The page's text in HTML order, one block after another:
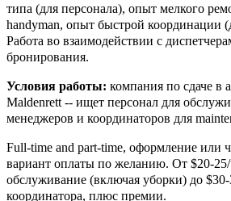
типа (для персонала), опыт мелкого
handyman, опыт быстрой координации
Работа во взаимодействии с
бронирования.
Условия работы: компания по сдаче в
Maldenrett -- ищет персонал для
менеджеров и координаторов для
Full-time and part-time, оформление или
вариант оплаты по желанию. От $20-25/
обслуживание (включая уборки) до
координатора, плюс премии.